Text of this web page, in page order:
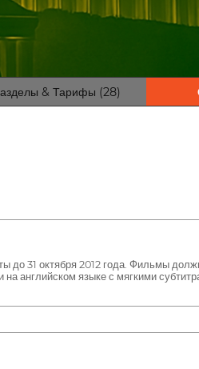
& Тарифы (28)
до 31 октября 2012 года. Фильмы
языке с мягкими